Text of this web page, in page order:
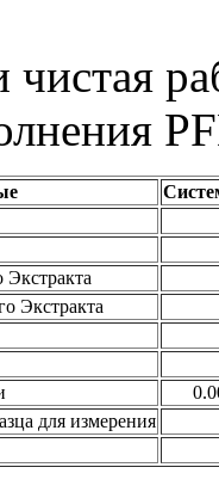
Экстракта
Экстракта
для измерения